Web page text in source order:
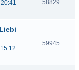
58829
59945